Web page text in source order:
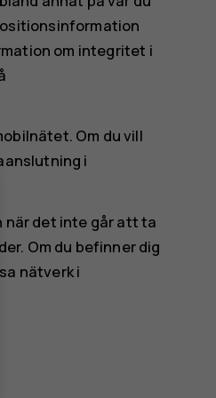
om integritet i
Om du vill
i
när det inte går att ta
Om du befinner dig
nätverk i